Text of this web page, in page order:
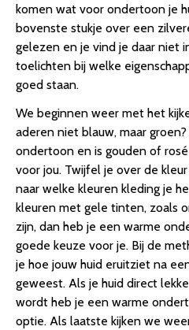
komen wat voor ondertoon je
bovenste stukje over een
gelezen en je vind je daar niet
toelichten bij welke
goed staan.
We beginnen weer met het
aderen niet blauw, maar
ondertoon en is gouden of
voor jou. Twijfel je over de
naar welke kleuren kleding je
kleuren met gele tinten, zoals
zijn, dan heb je een warme
goede keuze voor je. Bij de
je hoe jouw huid eruitziet na
geweest. Als je huid direct
wordt heb je een warme
optie. Als laatste kijken we